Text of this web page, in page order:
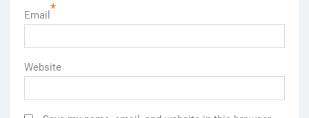
Email *
Website